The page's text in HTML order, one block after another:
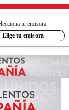
tu emisora
Elige tu emisora